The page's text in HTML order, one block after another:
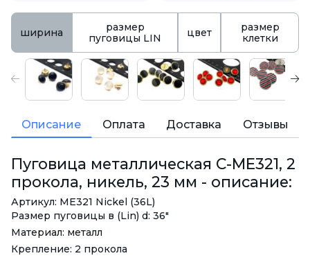
ширина
размер
пуговицы LIN
цвет
размер
клетки
Описание Оплата Доставка Отзывы
Пуговица металлическая C-ME321, 2
прокола, никель, 23 мм - описание:
Артикул: ME321 Nickel (36L)
Размер пуговицы в (Lin) d: 36"
Материал: металл
Крепление: 2 прокола